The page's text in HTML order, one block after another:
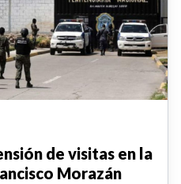
de visitas en la
Morazán